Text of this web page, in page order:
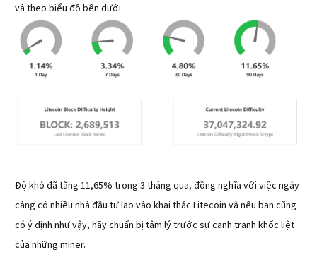
và theo biểu đồ bên dưới.
Độ khó đã tăng 11,65% trong 3 tháng qua, đồng nghĩa với việc ngày
càng có nhiều nhà đầu tư lao vào khai thác Litecoin và nếu bạn cũng
có ý định như vậy, hãy chuẩn bị tâm lý trước sự canh tranh khốc liệt
của những miner.